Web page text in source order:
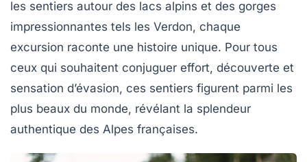
les sentiers autour des lacs alpins et des gorges
impressionnantes tels les Verdon, chaque
excursion raconte une histoire unique. Pour tous
ceux qui souhaitent conjuguer effort, découverte et
sensation d’évasion, ces sentiers figurent parmi les
plus beaux du monde, révélant la splendeur
authentique des Alpes françaises.